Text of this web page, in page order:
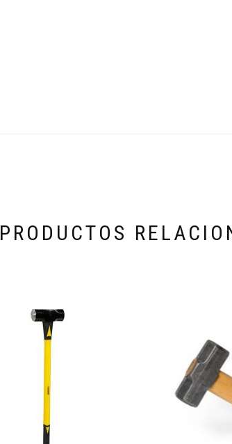
PRODUCTOS